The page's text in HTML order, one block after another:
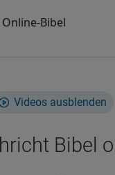
Bibel
Videos ausblenden
Bibel